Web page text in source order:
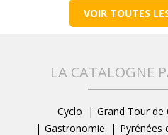
VOIR TOUTES
LA CATALOGNE
Cyclo Grand Tour de
Gastronomie
Pyrénées